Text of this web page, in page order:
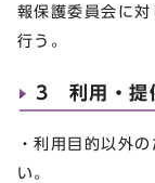
報保護委員会に
行う。
3 利用・提
・利用目的以外
い。